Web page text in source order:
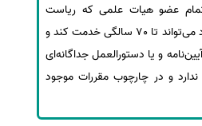
عضو هیات علمی که ریاست
دانشگاه را نیز به عهده دارد می‌تواند تا 70 سالگی خدمت کند و
و یا دستورالعمل جداگانه‌ای
و در چارچوب مقررات موجود